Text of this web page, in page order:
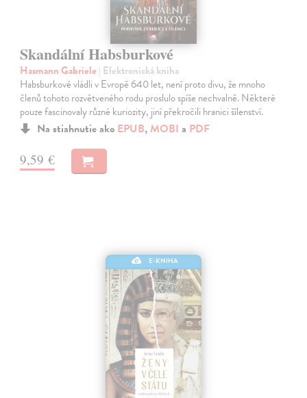
Skandální Habsburkové
Hasmann Gabriele | Elektronická kniha
Habsburkové vládli v Evropě 640 let, není proto divu, že mnoho
členů tohoto rozvětveného rodu proslulo spíše nechvalně. Některé
pouze fascinovaly různé kuriozity, jiní překročili hranici šílenství.
Na stiahnutie ako EPUB, MOBI a PDF
9,59 €
E-KNIHA